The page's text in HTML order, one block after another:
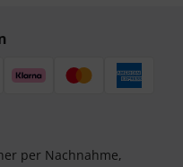
per Nachnahme,